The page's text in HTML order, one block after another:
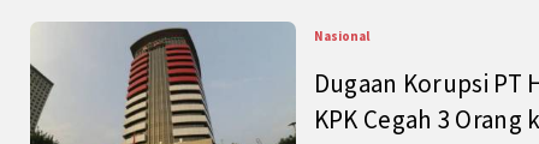
Nasional
Dugaan Korupsi PT
KPK Cegah 3 Orang